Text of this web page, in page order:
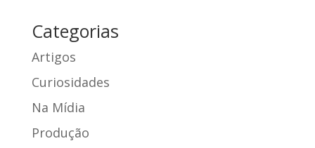
Categorias
Artigos
Curiosidades
Na Mídia
Produção